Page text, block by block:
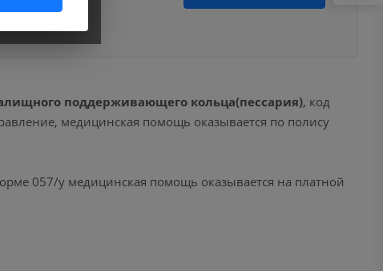
поддерживающего кольца(пессария), код
медицинская помощь оказывается по полису
057/у медицинская помощь оказывается на платной